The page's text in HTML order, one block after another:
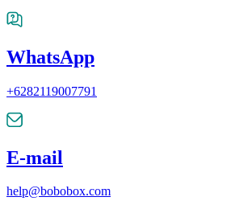
WhatsApp
+6282119007791
E-mail
help@bobobox.com